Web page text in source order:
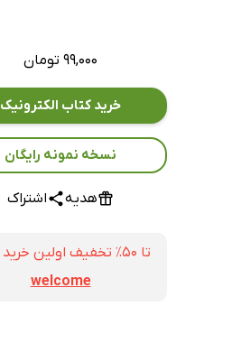
۹۹,۰۰۰ تومان
خرید کتاب الکترونیک
نسخه نمونه رایگان
هدیه اشتراک
تا ۵۰٪ تخفیف اولین خرید با کد
welcome